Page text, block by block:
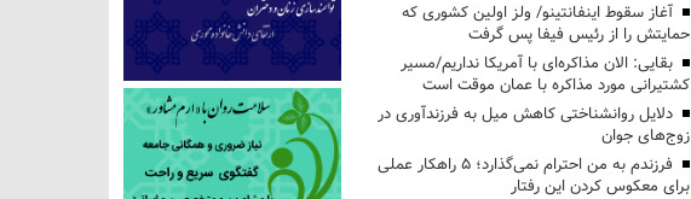
آغاز سقوط اینفانتینو/ ولز اولین کشوری که
حمایتش را از رئیس فیفا پس گرفت
بقایی: الان مذاکره‌ای با آمریکا نداریم/مسیر
کشتیرانی مورد مذاکره با عمان موقت است
دلایل روانشناختی کاهش میل به فرزندآوری در
زوج‌های جوان
فرزندم به من احترام نمی‌گذارد؛ ۵ راهکار عملی
برای معکوس کردن این رفتار